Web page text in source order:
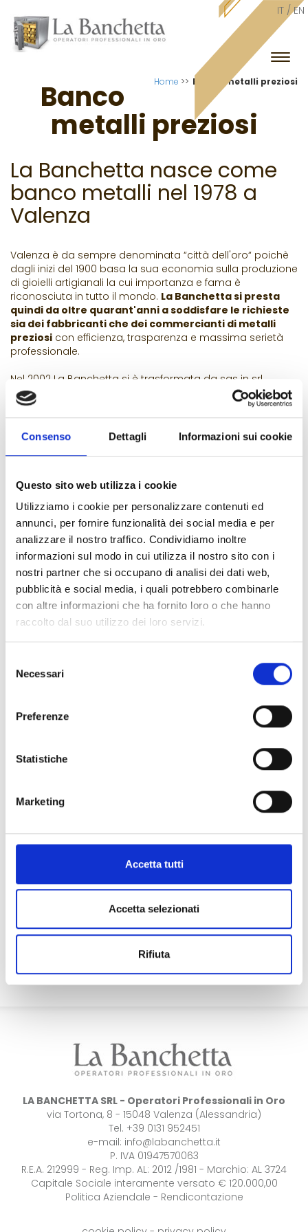
Consenso Dettagli Informazioni sui cookie
Questo sito web utilizza i cookie
Utilizziamo i cookie per personalizzare contenuti ed
annunci, per fornire funzionalità dei social media e per
analizzare il nostro traffico. Condividiamo inoltre
informazioni sul modo in cui utilizza il nostro sito con i
nostri partner che si occupano di analisi dei dati web,
pubblicità e social media, i quali potrebbero combinarle
con altre informazioni che ha fornito loro o che hanno
raccolto dal suo utilizzo dei loro servizi.
delNecessari
Preferenze
Statistiche
Marketing
Accetta tutti
Accetta selezionati
Rifiuta
IT /EN
di
Banco metalli preziosi
Home >>
Banco
metalli preziosi
La Banchetta nasce come
banco metalli nel 1978 a
Valenza
Valenza è da sempre denominata “città dell'oro“ poichè
dagli inizi del 1900 basa la sua economia sulla produzione
di gioielli artigianali la cui importanza e fama è
riconosciuta in tutto il mondo. La Banchetta si presta
quindi da oltre quarant'anni a soddisfare le richieste
sia dei fabbricanti che dei commercianti di metalli
preziosi con efficienza, trasparenza e massima serietà
professionale.
Nel 2002 La Banchetta si è trasformata da sas in srl
mantenendo la stessa attenzione ai clienti ma
rinnovando le attrezzature per le lavorazioni, ormai
obsolete. Il nuovo staff è composto da persone addette
al ricevimento clienti, alla trattativa per acquisto e vendita
Attualmente è guidata da due dei soci fondatori.
Orario del banco metalli preziosi La Banchetta: 8.30-
12.00 e 14.30-17.00, dal lunedì al venerdì.
LA BANCHETTA SRL - Operatori Professionali in Oro
via Tortona, 8 - 15048 Valenza (Alessandria)
Tel. +39 0131 952451
e-mail: info@labanchetta.it
P. IVA 01947570063
R.E.A. 212999 - Reg. Imp. AL: 2012 /1981 - Marchio: AL 3724
Capitale Sociale interamente versato € 120.000,00
Politica Aziendale - Rendicontazione